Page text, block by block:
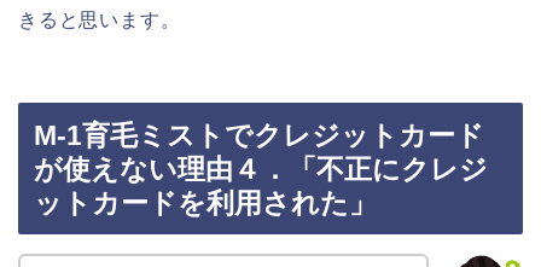
きると思います。
M-1育毛ミストでクレジットカード
が使えない理由４．「不正にクレジ
ットカードを利用された」